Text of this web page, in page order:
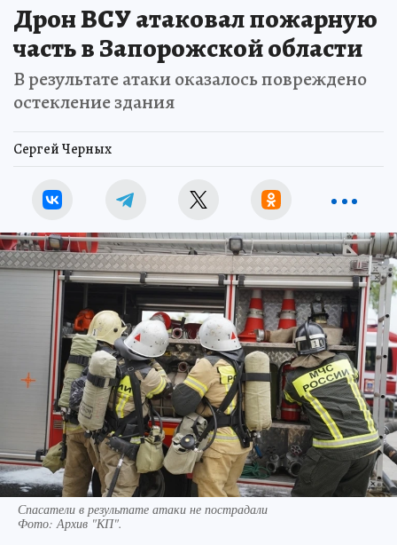
Дрон ВСУ атаковал пожарную
часть в Запорожской области
В результате атаки оказалось повреждено
остекление здания
Сергей Черных
Спасатели в результате атаки не пострадали
Фото: Архив "КП".